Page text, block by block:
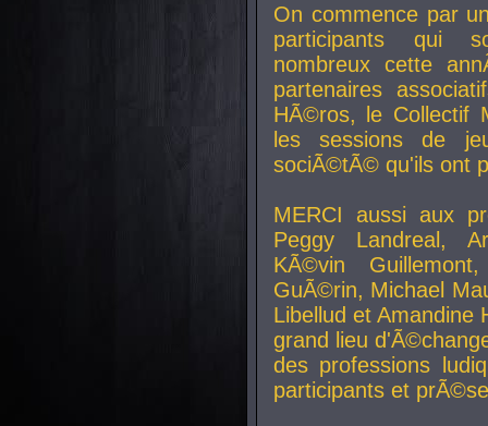
On commence par
participants qui
nombreux cette
partenaires
HÃ©ros, le Collectif
les sessions de
sociÃ©tÃ© qu'ils ont
MERCI aussi aux
Peggy Landreal,
KÃ©vin
GuÃ©rin, Michael
Libellud et Amandine
grand lieu
des professions
participants et